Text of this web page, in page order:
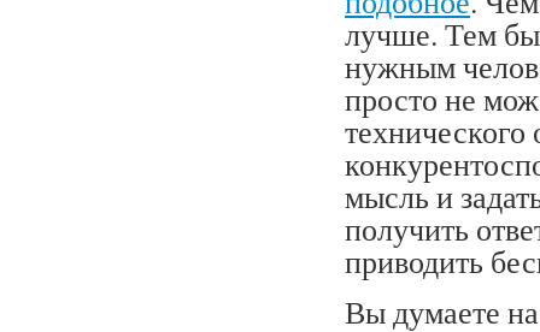
лучше. Тем
нужным
просто не
технического
мысль и
получить
приводить
Вы думаете на